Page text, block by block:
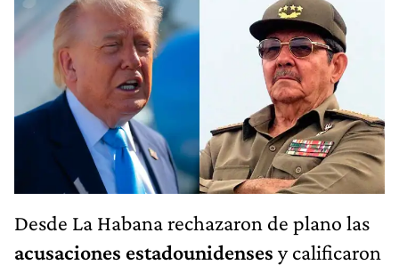
Desde La Habana rechazaron de plano las
acusaciones estadounidenses y calificaron